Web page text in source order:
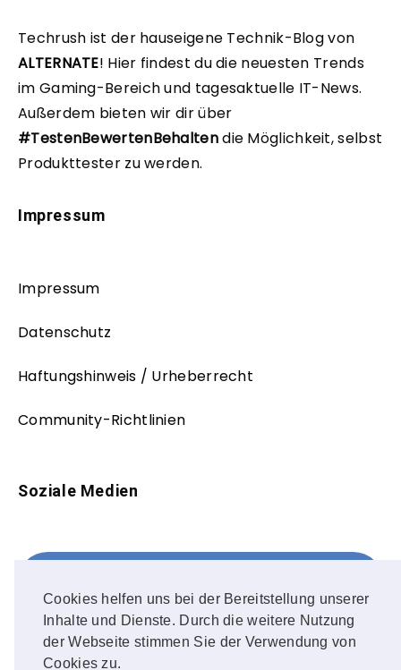
Cookies helfen uns bei der Bereitstellung unserer
Inhalte und Dienste. Durch die weitere Nutzung
der Webseite stimmen Sie der Verwendung von
Cookies zu.
Techrush ist der hauseigene Technik-Blog von
ALTERNATE! Hier findest du die neuesten Trends
im Gaming-Bereich und tagesaktuelle IT-News.
Außerdem bieten wir dir über
#TestenBewertenBehaltendie Möglichkeit, selbst
Produkttester zu werden.
Impressum
Impressum
Datenschutz
Haftungshinweis / Urheberrecht
Community-Richtlinien
Soziale Medien
FOLLOW ME!
Instagram
OUR PHOTOS!